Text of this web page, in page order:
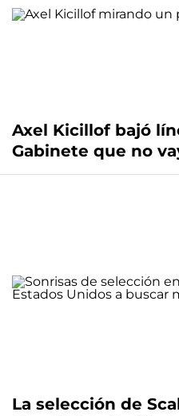
Axel Kicillof bajó
Gabinete que no
La selección de